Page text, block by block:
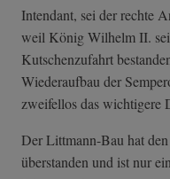
Intendant, sei der rechte
weil König Wilhelm II.
Kutschenzufahrt
Wiederaufbau der
zweifellos das wichtigere
Der Littmann-Bau hat
überstanden und ist nur